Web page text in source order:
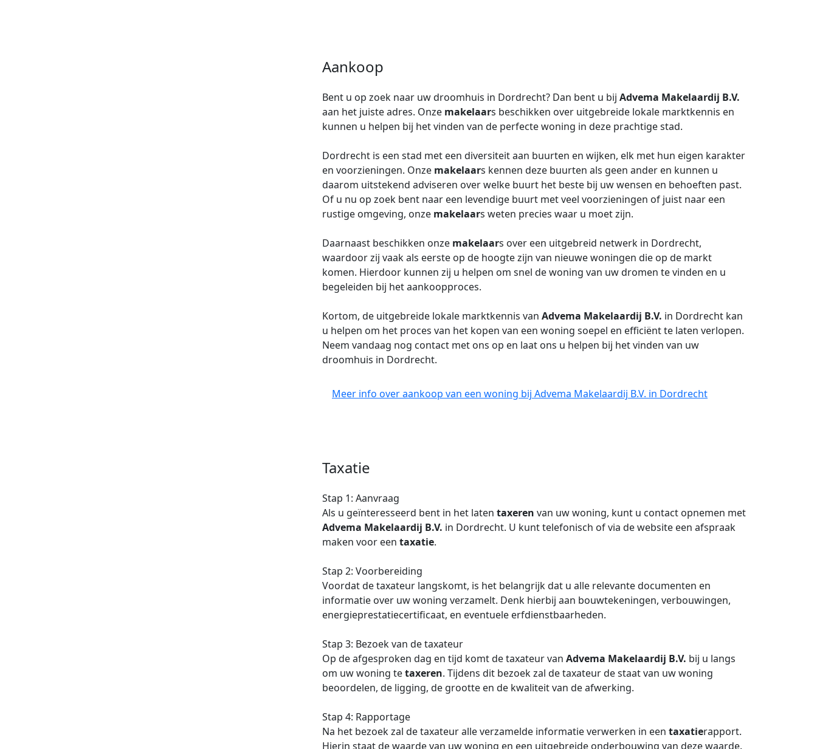
Aankoop
Bent u op zoek naar uw droomhuis in Dordrecht? Dan bent u bij Advema Makelaardij B.V.
aan het juiste adres. Onze makelaars beschikken over uitgebreide lokale marktkennis en
kunnen u helpen bij het vinden van de perfecte woning in deze prachtige stad.
Dordrecht is een stad met een diversiteit aan buurten en wijken, elk met hun eigen karakter
en voorzieningen. Onze makelaars kennen deze buurten als geen ander en kunnen u
daarom uitstekend adviseren over welke buurt het beste bij uw wensen en behoeften past.
Of u nu op zoek bent naar een levendige buurt met veel voorzieningen of juist naar een
rustige omgeving, onze makelaars weten precies waar u moet zijn.
Daarnaast beschikken onze makelaars over een uitgebreid netwerk in Dordrecht,
waardoor zij vaak als eerste op de hoogte zijn van nieuwe woningen die op de markt
komen. Hierdoor kunnen zij u helpen om snel de woning van uw dromen te vinden en u
begeleiden bij het aankoopproces.
Kortom, de uitgebreide lokale marktkennis van Advema Makelaardij B.V. in Dordrecht kan
u helpen om het proces van het kopen van een woning soepel en efficiënt te laten verlopen.
Neem vandaag nog contact met ons op en laat ons u helpen bij het vinden van uw
droomhuis in Dordrecht.
Meer info over aankoop van een woning bij Advema Makelaardij B.V. in Dordrecht
Taxatie
Stap 1: Aanvraag
Als u geïnteresseerd bent in het laten taxeren van uw woning, kunt u contact opnemen met
Advema Makelaardij B.V. in Dordrecht. U kunt telefonisch of via de website een afspraak
maken voor een taxatie.
Stap 2: Voorbereiding
Voordat de taxateur langskomt, is het belangrijk dat u alle relevante documenten en
informatie over uw woning verzamelt. Denk hierbij aan bouwtekeningen, verbouwingen,
energieprestatiecertificaat, en eventuele erfdienstbaarheden.
Stap 3: Bezoek van de taxateur
Op de afgesproken dag en tijd komt de taxateur van Advema Makelaardij B.V. bij u langs
om uw woning tetaxeren. Tijdens dit bezoek zal de taxateur de staat van uw woning
beoordelen, de ligging, de grootte en de kwaliteit van de afwerking.
Stap 4: Rapportage
Na het bezoek zal de taxateur alle verzamelde informatie verwerken in een taxatierapport.
Hierin staat de waarde van uw woning en een uitgebreide onderbouwing van deze waarde.